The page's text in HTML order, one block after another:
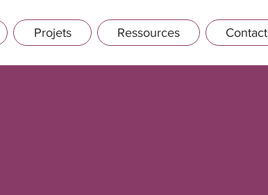
Projets Ressources Contact